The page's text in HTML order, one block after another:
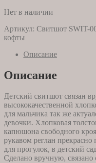
составляла
Нет в наличии
Артикул: Свитшот SWIT-
кофты
Описание
Описание
Детский свитшот связан
высококачественной
для мальчика так же
девочки. Хлопковая
капюшона свободного
рукавом реглан
для прогулок, в детский
Сделано вручную, связано